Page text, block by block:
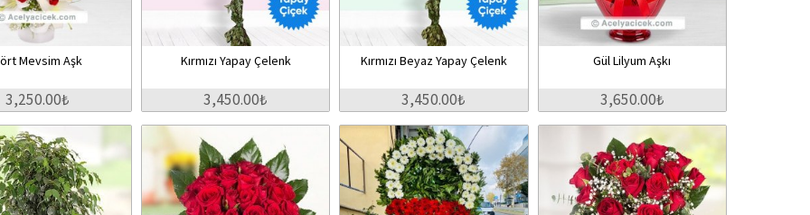
Mevsim Aşk
3,250.00₺
Kırmızı Yapay Çelenk
3,450.00₺
Kırmızı Beyaz Yapay Çelenk
3,450.00₺
Gül Lilyum Aşkı
3,650.00₺